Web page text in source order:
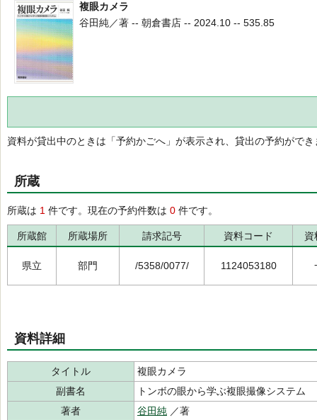
複眼カメラ
谷田純／著 -- 朝倉書店 -- 2024.10 -- 535.85
資料が貸出中のときは「予約かごへ」が表示され、貸出の予約ができ
所蔵
所蔵は 1 件です。現在の予約件数は 0 件です。
所蔵館 所蔵場所 請求記号 資料コード 資
県立 部門 /5358/0077/ 1124053180
資料詳細
タイトル
複眼カメラ
副書名
トンボの眼から学ぶ複眼撮像システム
著者
谷田純 ／著